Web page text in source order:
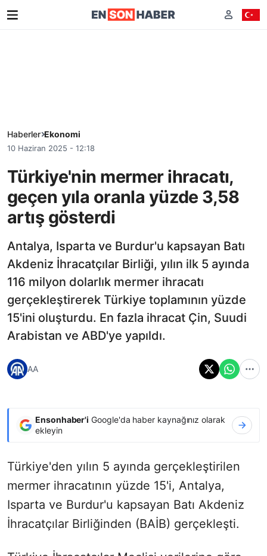
Haberler Ekonomi
10 Haziran 2025 - 12:18
Türkiye'nin mermer ihracatı,
geçen yıla oranla yüzde 3,58
artış gösterdi
Antalya, Isparta ve Burdur'u kapsayan Batı
Akdeniz İhracatçılar Birliği, yılın ilk 5 ayında
116 milyon dolarlık mermer ihracatı
gerçekleştirerek Türkiye toplamının yüzde
15'ini oluşturdu. En fazla ihracat Çin, Suudi
Arabistan ve ABD'ye yapıldı.
AA
Ensonhaber'i Google'da haber kaynağınız olarak
ekleyin
Türkiye'den yılın 5 ayında gerçekleştirilen
mermer ihracatının yüzde 15'i, Antalya,
Isparta ve Burdur'u kapsayan Batı Akdeniz
İhracatçılar Birliğinden (BAİB) gerçekleşti.